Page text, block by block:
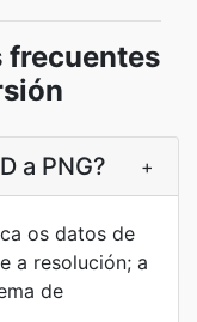
frecuentes
a PNG? +
os datos de
a resolución; a
de